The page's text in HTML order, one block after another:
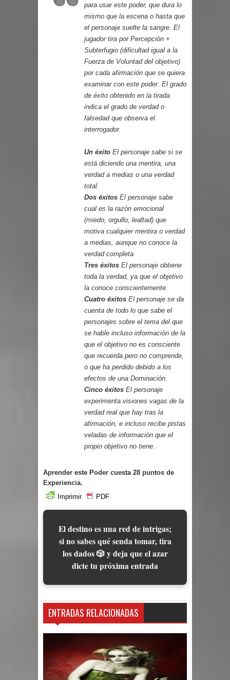
para usar este poder, que dura lo
mismo que la escena o hasta que
el personaje suelte la sangre. El
jugador tira por Percepción +
Subterfugio (dificultad igual a la
Fuerza de Voluntad del objetivo)
por cada afirmación que se quiera
examinar con este poder. El grado
de éxito obtenido en la tirada
indica el grado de verdad o
falsedad que observa el
interrogador.
Un éxito El personaje sabe si se
está diciendo una mentira, una
verdad a medias o una verdad
total.
Dos éxitos El personaje sabe
cual es la razón emocional
(miedo, orgullo, lealtad) que
motiva cualquier mentira o verdad
a medias, aunque no conoce la
verdad completa.
Tres éxitos El personaje obtiene
toda la verdad, ya que el objetivo
la conoce conscientemente.
Cuatro éxitos El personaje se da
cuenta de todo lo que sabe el
personajes sobre el tema del que
se hable incluso información de la
que el objetivo no es consciente
que recuerda pero no comprende,
o que ha perdido debido a los
efectos de una Dominación.
Cinco éxitos El personaje
experimenta visiones vagas de la
verdad real que hay tras la
afirmación, e incluso recibe pistas
veladas de información que el
propio objetivo no tiene.
Aprender este Poder cuesta 28 puntos de
Experiencia.
Imprimir
PDF
El destino es una red de intrigas;
si no sabes qué senda tomar, tira
los dados 🎲 y deja que el azar
dicte tu próxima entrada
ENTRADAS RELACIONADAS